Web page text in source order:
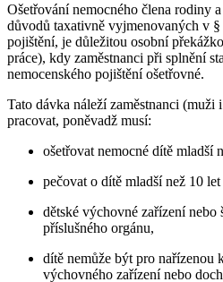
Ošetřování nemocného člena rodiny
důvodů taxativně vyjmenovaných v §
pojištění, je důležitou osobní
práce), kdy zaměstnanci při splnění
nemocenského pojištění ošetřovné.
Tato dávka náleží zaměstnanci (muži
pracovat, poněvadž musí:
ošetřovat nemocné dítě mladší
pečovat o dítě mladší než 10
dětské výchovné zařízení
příslušného orgánu,
dítě nemůže být pro nařízenou
výchovného zařízení nebo